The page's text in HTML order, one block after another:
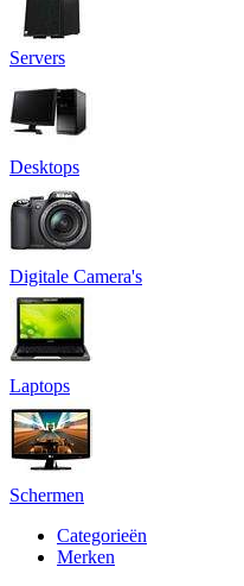
Servers
Desktops
Digitale Camera's
Laptops
Schermen
Categorieën
Merken